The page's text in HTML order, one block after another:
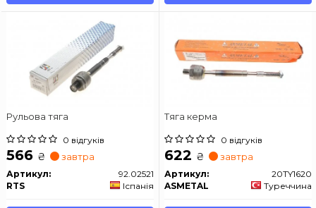
Рульова тяга
0 відгуків
566 ₴ завтра
Артикул:
92.02521
RTS
Іспанія
Тяга керма
0 відгуків
622 ₴ завтра
Артикул:
20TY1620
ASMETAL
Туреччина